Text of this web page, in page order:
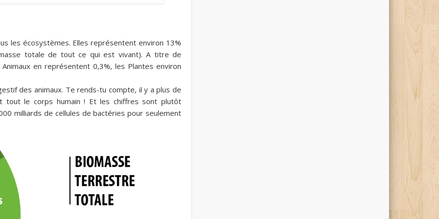
les écosystèmes. Elles représentent environ 13%
totale de tout ce qui est vivant). A titre de
en représentent 0,3%, les Plantes environ
des animaux. Te rends-tu compte, il y a plus de
tout le corps humain ! Et les chiffres sont plutôt
milliards de cellules de bactéries pour seulement